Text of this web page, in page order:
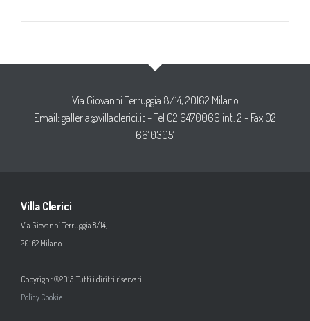
Via Giovanni Terruggia 8/14, 20162 Milano
Email: galleria@villaclerici.it - Tel 02 6470066 int. 2 - Fax 02
66103051
Villa Clerici
Via Giovanni Terruggia 8/14,
20162 Milano
Copyright ©2015. Tutti i diritti riservati.
Policy Cookie